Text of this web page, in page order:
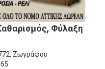
Φύλαξη
Ζωγράφου